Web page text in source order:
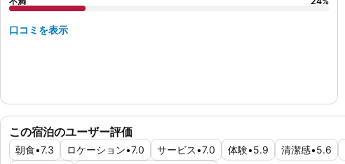
この宿泊のユーザー評価
朝食•7.3 ロケーション•7.0 サービス•7.0 体験•5.9 清潔感•5.6
口コミを表示